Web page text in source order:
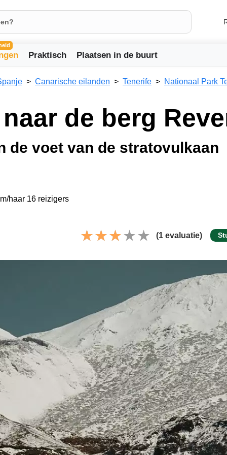
Praktisch Plaatsen in de buurt
Canarische eilanden Tenerife Nationaal Park
de berg
de voet van de stratovulkaan
haar 16 reizigers
(1 evaluatie)